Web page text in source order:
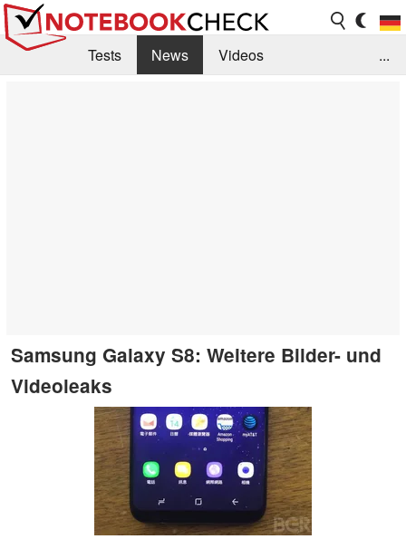
Tests News
Videos
...
Samsung Galaxy S8: Weitere Bilder- und
Videoleaks